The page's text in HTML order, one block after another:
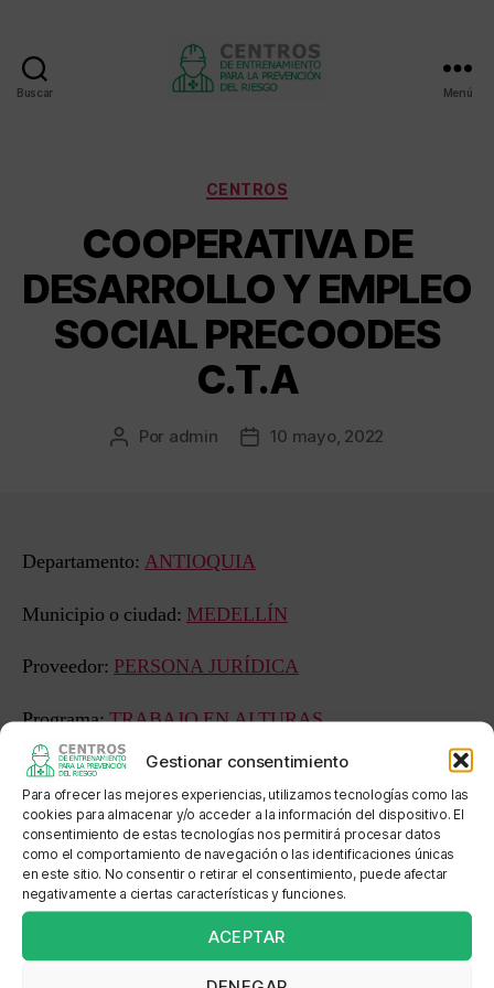
Gestionar consentimiento
Para ofrecer las mejores experiencias, utilizamos tecnologías como las
cookies para almacenar y/o acceder a la información del dispositivo. El
consentimiento de estas tecnologías nos permitirá procesar datos
como el comportamiento de navegación o las identificaciones únicas
en este sitio. No consentir o retirar el consentimiento, puede afectar
negativamente a ciertas características y funciones.
ACEPTAR
Buscar Menú
Categorías
CENTROS
COOPERATIVA DE
DESARROLLO Y EMPLEO
SOCIAL PRECOODES
C.T.A
Autor
Por admin
Fecha10 mayo, 2022
Departamento: ANTIOQUIA
Municipio o ciudad: MEDELLÍN
Proveedor: PERSONA JURÍDICA
Programa:TRABAJO EN ALTURAS
Estado:APROBADO FORMACIÓN EN EMPRESA
Sede: ALTURAS VILLANUEVA
Dirección: Calle 57 No. 45 75
Localización: Argentina pasando la Avenida Oriental